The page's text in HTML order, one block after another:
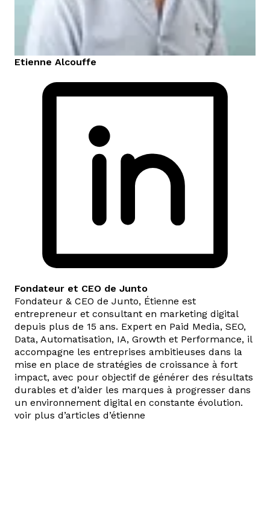
Etienne Alcouffe
Fondateur et CEO de Junto
Fondateur & CEO de Junto, Étienne est
entrepreneur et consultant en marketing digital
depuis plus de 15 ans. Expert en Paid Media, SEO,
Data, Automatisation, IA, Growth et Performance, il
accompagne les entreprises ambitieuses dans la
mise en place de stratégies de croissance à fort
impact, avec pour objectif de générer des résultats
durables et d’aider les marques à progresser dans
un environnement digital en constante évolution.
voir plus d’articles d’étienne